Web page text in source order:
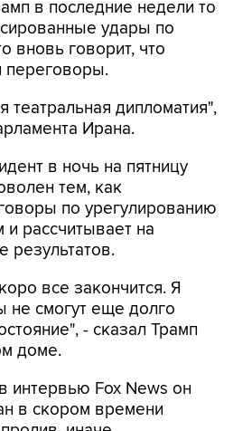
вновь говорит, что
переговоры.
дипломатия",
в ночь на пятницу
по урегулированию
рассчитывает на
результатов.
все закончится. Я
- сказал Трамп
доме.
Fox News он
иначе
нанесут по Ирану